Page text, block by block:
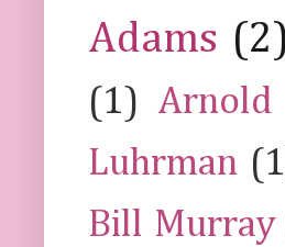
Adams (2)
(1) Arnold
Luhrman
Bill Murray